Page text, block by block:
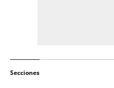
Secciones